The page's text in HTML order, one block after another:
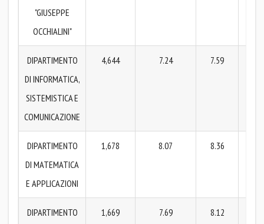
"GIUSEPPE
OCCHIALINI"
DIPARTIMENTO
DI INFORMATICA,
SISTEMISTICA E
COMUNICAZIONE
4,644 7.24 7.59
DIPARTIMENTO
DI MATEMATICA
E APPLICAZIONI
1,678 8.07 8.36
DIPARTIMENTO
1,669 7.69 8.12